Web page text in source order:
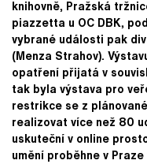
knihovně, Pražská
piazzetta u OC DBK,
vybrané události pak
(Menza Strahov).
opatření přijatá v
tak byla výstava pro
restrikce se z
realizovat více než 80
uskuteční v online
umění proběhne v